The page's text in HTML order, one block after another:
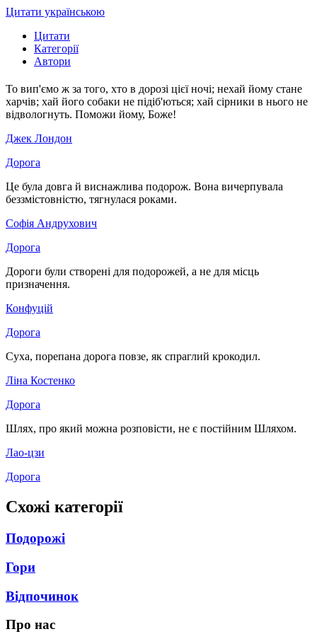
Цитати українською
Цитати
Категорії
Автори
То вип'ємо ж за того, хто в дорозі цієї ночі; нехай йому стане
харчів; хай його собаки не підіб'ються; хай сірники в нього не
відвологнуть. Поможи йому, Боже!
Джек Лондон
Дорога
Це була довга й виснажлива подорож. Вона вичерпувала
беззмістовністю, тягнулася роками.
Софія Андрухович
Дорога
Дороги були створені для подорожей, а не для місць
призначення.
Конфуцій
Дорога
Суха, порепана дорога повзе, як спраглий крокодил.
Ліна Костенко
Дорога
Шлях, про який можна розповiсти, не є постiйним Шляхом.
Лао-цзи
Дорога
Схожі категорії
Подорожі
Гори
Відпочинок
Про нас